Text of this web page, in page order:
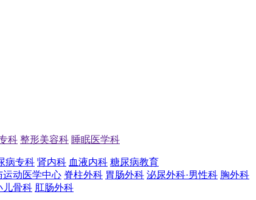
科 整形美容科 睡眠医学科
病专科 肾内科 血液内科 糖尿病教育
运动医学中心 脊柱外科 胃肠外科 泌尿外科·男性科 胸外科
儿骨科 肛肠外科